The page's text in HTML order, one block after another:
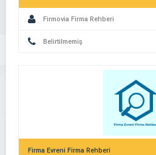
Firmovia Firma Rehberi
Belirtilmemiş
Firma Evreni Firma Rehberi